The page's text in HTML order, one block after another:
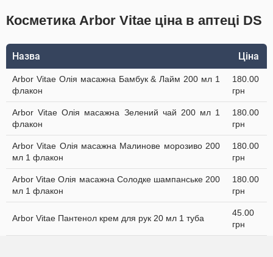
Косметика Arbor Vitae ціна в аптеці DS
Назва Ціна
Arbor Vitae Олія масажна Бамбук & Лайм 200 мл 1
флакон
180.00
грн
Arbor Vitae Олія масажна Зелений чай 200 мл 1
флакон
180.00
грн
Arbor Vitae Олія масажна Малинове морозиво 200
мл 1 флакон
180.00
грн
Arbor Vitae Олія масажна Солодке шампанське 200
мл 1 флакон
180.00
грн
Arbor Vitae Пантенол крем для рук 20 мл 1 туба
45.00
грн